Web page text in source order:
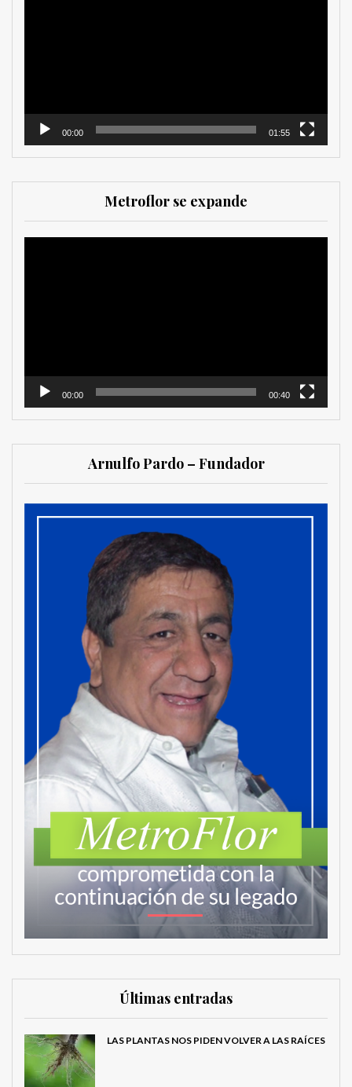
00:00 01:55
Metroflor se expande
00:00 00:40
Arnulfo Pardo – Fundador
Últimas entradas
LAS PLANTAS NOS PIDEN VOLVER A LAS RAÍCES